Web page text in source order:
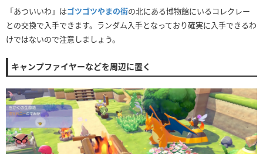
「あついいわ」はゴツゴツやまの街の北にある博物館にいるコレクレー
との交換で入手できます。ランダム入手となっており確実に入手できるわ
けではないので注意しましょう。
キャンプファイヤーなどを周辺に置く